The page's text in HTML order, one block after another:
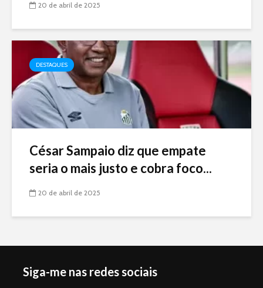
20 de abril de 2025
DESTAQUES
César Sampaio diz que empate
seria o mais justo e cobra foco...
20 de abril de 2025
Siga-me nas redes sociais